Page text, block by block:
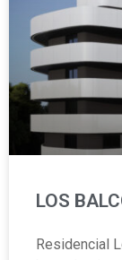
LOS
Residencial